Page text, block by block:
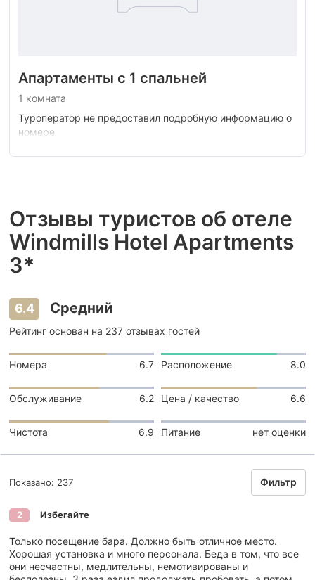
Апартаменты с 1 спальней
1 комната
Туроператор не предоставил подробную информацию о
номере
Отзывы туристов об отеле
Windmills Hotel Apartments
3*
6.4 Средний
Рейтинг основан на 237 отзывах гостей
Номера 6.7 Расположение 8.0
Обслуживание 6.2 Цена / качество 6.6
Чистота 6.9 Питание нет оценки
Показано: 237 Фильтр
2 Избегайте
Только посещение бара. Должно быть отличное место.
Хорошая установка и много персонала. Беда в том, что все
они несчастны, медлительны, немотивированы и